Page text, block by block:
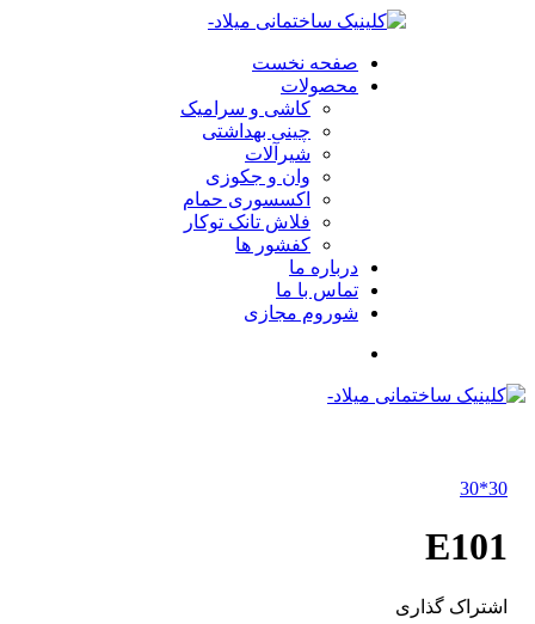
صفحه نخست
محصولات
کاشی و سرامیک
چینی بهداشتی
شیرآلات
وان و جکوزی
اکسسوری حمام
فلاش تانک توکار
کفشور ها
درباره ما
تماس با ما
شوروم مجازی
30*30
E101
اشتراک ‌گذاری